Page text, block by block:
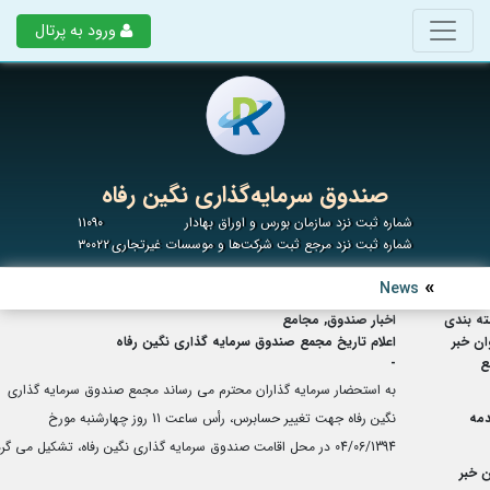
ورود به پرتال
صندوق سرمایه‌گذاری نگین رفاه
شماره ثبت نزد سازمان بورس و اوراق بهادار
۱۱۰۹۰
شماره ثبت نزد مرجع ثبت شرکت‌ها و موسسات غیرتجاری۳۰۰۲۲
News
بندی
اخبار صندوق, مجامع
خبر
اعلام تاریخ مجمع صندوق سرمایه گذاری نگین رفاه
-
به استحضار سرمایه گذاران محترم می رساند مجمع صندوق سرمایه گذاری
نگین رفاه جهت تغییر حسابرس، رأس ساعت 11 روز چهارشنبه مورخ
04/06/1394 در محل اقامت صندوق سرمایه گذاری نگین رفاه، تشکیل می گردد.
خبر